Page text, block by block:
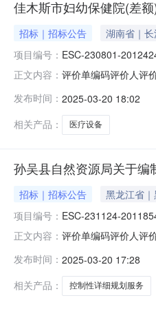
佳木斯市妇幼保健院(差
招标｜招标公告 湖南省｜
项目编号： ESC-230801-
正文内容： 评价单编码评价人评
（差额）2024-08-16
发布时间： 2025-03-20 18:02
相关产品：
医疗设备
孙吴县自然资源局关于
招标｜招标公告 黑龙江省
项目编号： ESC-231124-
正文内容： 评价单编码评价人评
评（8分）EAC-
发布时间： 2025-03-20 17:28
相关产品：
控制性详细规划服务